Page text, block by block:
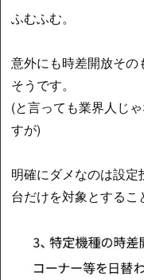
ふむふむ。
意外にも時差開放その
そうです。
(と言っても業界人じ
すが)
明確にダメなのは設
台だけを対象とするこ